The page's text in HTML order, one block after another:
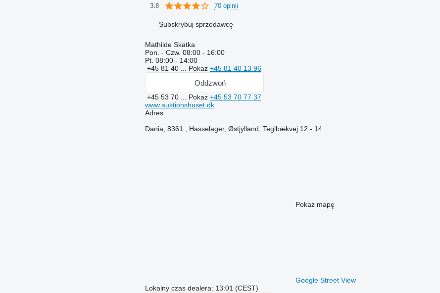
3.8 70 opinii
Subskrybuj sprzedawcę
Mathilde Skatka
Pon. - Czw. 08:00 - 16:00
Pt. 08:00 - 14:00
+45 81 40 ... Pokaż +45 81 40 13 96
Oddzwoń
+45 53 70 ... Pokaż +45 53 70 77 37
www.auktionshuset.dk
Adres
Dania, 8361 , Hasselager, Østjylland, Teglbækvej 12 - 14
Pokaż mapę
Google Street View
Lokalny czas dealera: 13:01 (CEST)